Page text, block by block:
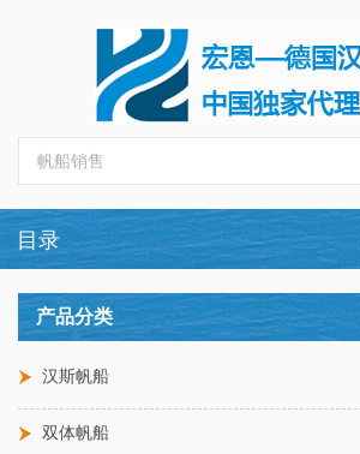
产品分类
汉斯帆船
双体帆船